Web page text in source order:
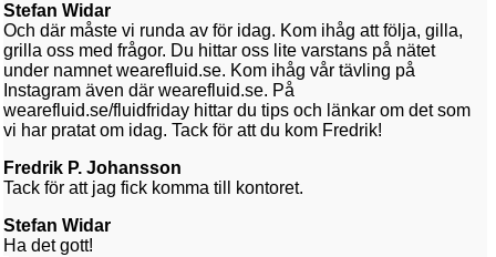
Stefan Widar
Och där måste vi runda av för idag. Kom ihåg att följa, gilla,
grilla oss med frågor. Du hittar oss lite varstans på nätet
under namnet wearefluid.se. Kom ihåg vår tävling på
Instagram även där wearefluid.se. På
wearefluid.se/fluidfriday hittar du tips och länkar om det som
vi har pratat om idag. Tack för att du kom Fredrik!
Fredrik P. Johansson
Tack för att jag fick komma till kontoret.
Stefan Widar
Ha det gott!